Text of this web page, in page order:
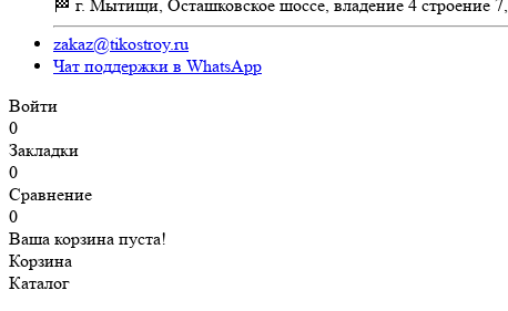
🏁 г. Мытищи, Осташковское шоссе, владение 4 строение 7,
zakaz@tikostroy.ru
Чат поддержки в WhatsApp
Войти
0
Закладки
0
Сравнение
0
Ваша корзина пуста!
Корзина
Каталог